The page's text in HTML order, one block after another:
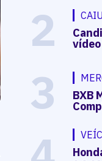
2
3 BXB